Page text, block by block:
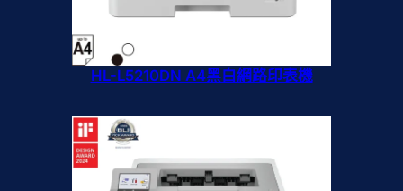
HL-L5210DN A4黑白網路印表機